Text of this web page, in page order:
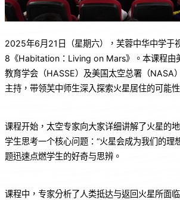
2025年6月21日（星期六），芙蓉中华中学于
8《Habitation：Living on Mars》。本课程由
教育学会（HASSE）及美国太空总署（NASA
主持，带领芙中师生深入探索火星居住的可能性
课程开始，太空专家向大家详细讲解了火星的
学生思考一个核心问题：“火星会成为我们的理
题迅速点燃学生的好奇与思辨。
课程中，专家分析了人类抵达与返回火星所面